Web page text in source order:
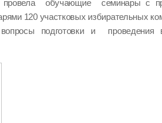
провела обучающие семинары с
120 участковых избирательных
подготовки и проведения